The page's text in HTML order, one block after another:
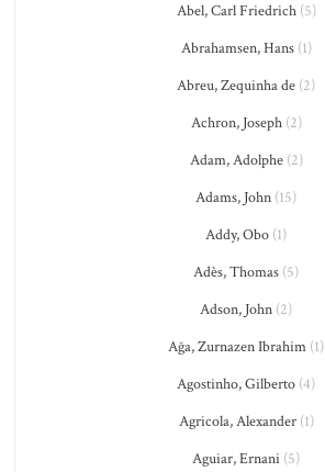
Abel, Carl Friedrich(5)
Abrahamsen, Hans(1)
Abreu, Zequinha de (2)
Achron, Joseph(2)
Adam, Adolphe(2)
Adams, John (15)
Addy, Obo (1)
Adès, Thomas (5)
Adson, John (2)
Ağa, Zurnazen Ibrahim (1)
Agostinho, Gilberto (4)
Agricola, Alexander(1)
Aguiar, Ernani (5)